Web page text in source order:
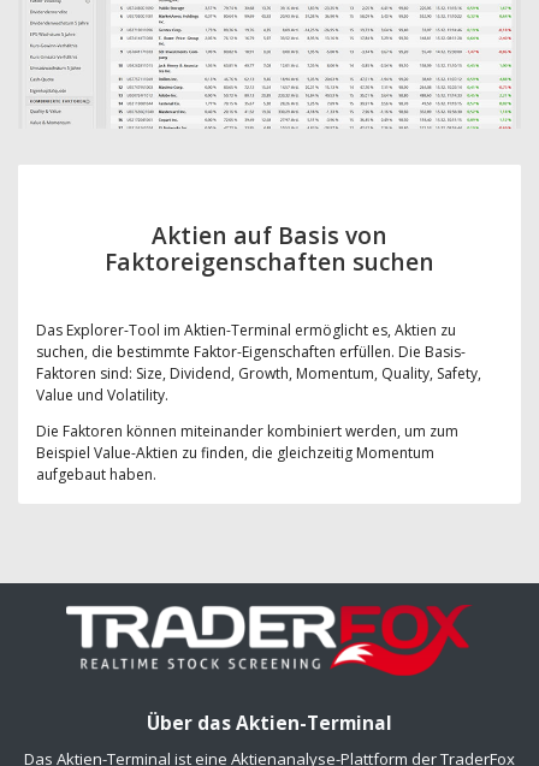
Aktien auf Basis von
Faktoreigenschaften suchen
Das Explorer-Tool im Aktien-Terminal ermöglicht es, Aktien zu
suchen, die bestimmte Faktor-Eigenschaften erfüllen. Die Basis-
Faktoren sind: Size, Dividend, Growth, Momentum, Quality, Safety,
Value und Volatility.
Die Faktoren können miteinander kombiniert werden, um zum
Beispiel Value-Aktien zu finden, die gleichzeitig Momentum
aufgebaut haben.
Über das Aktien-Terminal
Das Aktien-Terminal ist eine Aktienanalyse-Plattform der TraderFox